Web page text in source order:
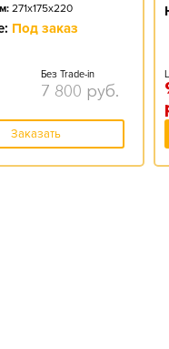
271x175x220
Под заказ
Без Trade-in
7 800 руб.
Заказать